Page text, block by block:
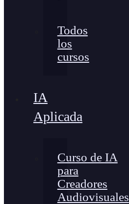
Todos
los
cursos
IA
Aplicada
Curso de IA
para
Creadores
Audiovisuales